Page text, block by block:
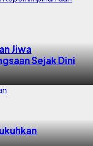
Jiwa
Sejak Dini